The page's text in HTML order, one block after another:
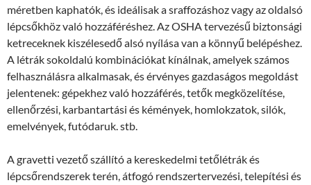
méretben kaphatók, és ideálisak a sraffozáshoz vagy az oldalsó
lépcsőkhöz való hozzáféréshez. Az OSHA tervezésű biztonsági
ketreceknek kiszélesedő alsó nyílása van a könnyű belépéshez.
A létrák sokoldalú kombinációkat kínálnak, amelyek számos
felhasználásra alkalmasak, és érvényes gazdaságos megoldást
jelentenek: gépekhez való hozzáférés, tetők megközelítése,
ellenőrzési, karbantartási és kémények, homlokzatok, silók,
emelvények, futódaruk. stb.
A gravetti vezető szállító a kereskedelmi tetőlétrák és
lépcsőrendszerek terén, átfogó rendszertervezési, telepítési és